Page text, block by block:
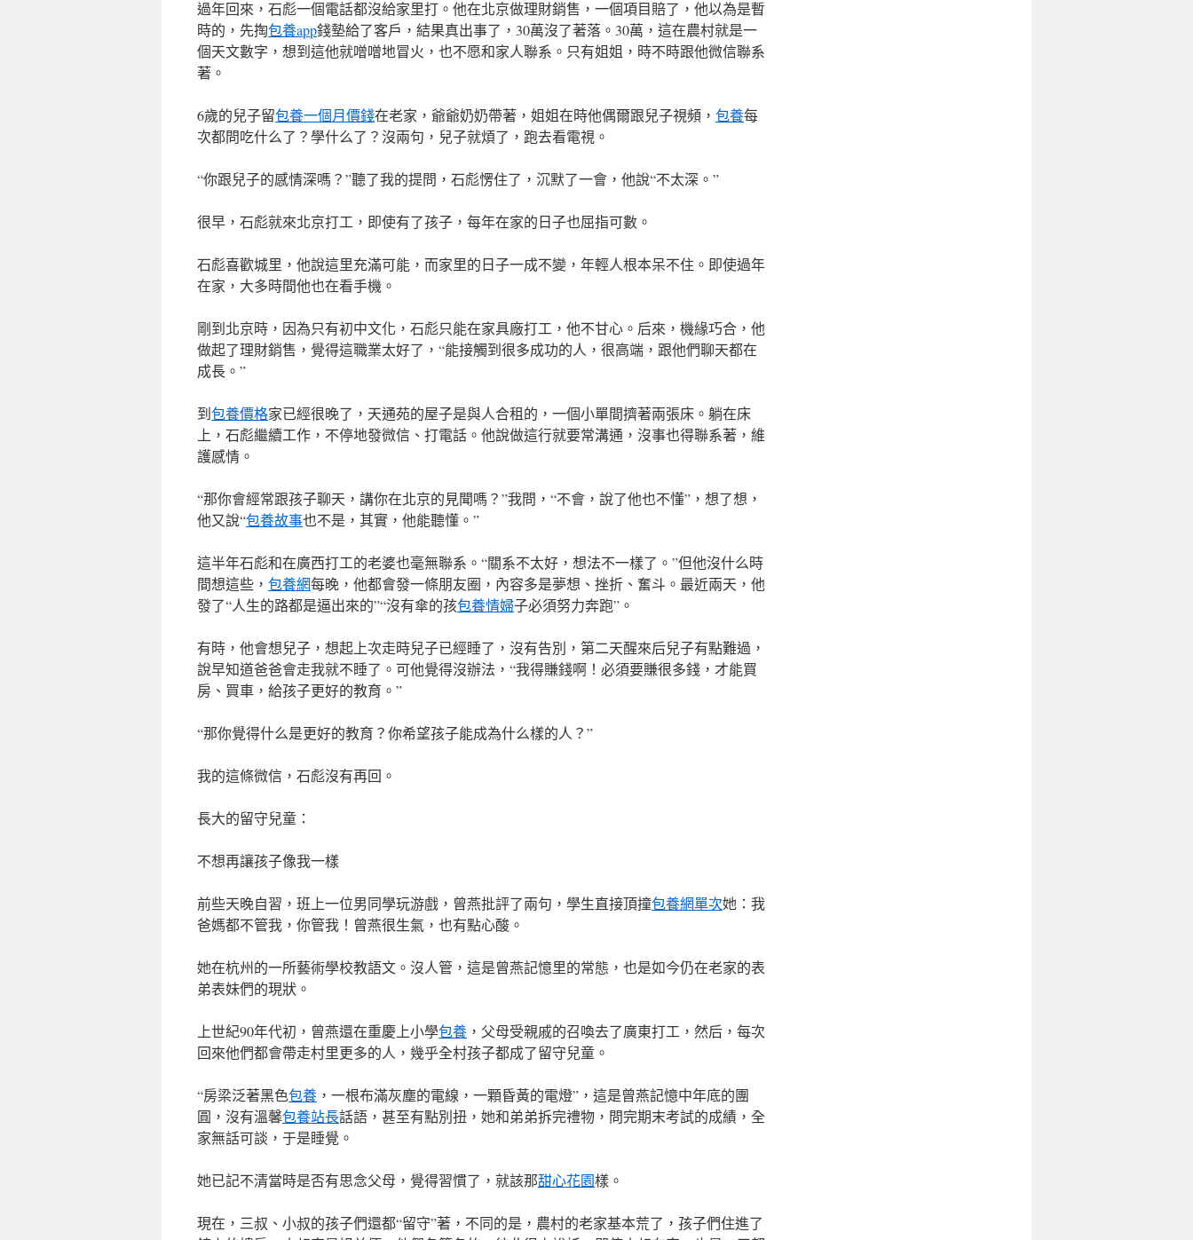
過年回來，石彪一個電話都沒給家里打。他在北京做理財銷售，一個項目賠了，他以為是暫
時的，先掏包養app錢墊給了客戶，結果真出事了，30萬沒了著落。30萬，這在農村就是一
個天文數字，想到這他就噌噌地冒火，也不愿和家人聯系。只有姐姐，時不時跟他微信聯系
著。
6歲的兒子留包養一個月價錢在老家，爺爺奶奶帶著，姐姐在時他偶爾跟兒子視頻， 包養每
次都問吃什么了？學什么了？沒兩句，兒子就煩了，跑去看電視。
“你跟兒子的感情深嗎？”聽了我的提問，石彪愣住了，沉默了一會，他說“不太深。”
很早，石彪就來北京打工，即使有了孩子，每年在家的日子也屈指可數。
石彪喜歡城里，他說這里充滿可能，而家里的日子一成不變，年輕人根本呆不住。即使過年
在家，大多時間他也在看手機。
剛到北京時，因為只有初中文化，石彪只能在家具廠打工，他不甘心。后來，機緣巧合，他
做起了理財銷售，覺得這職業太好了，“能接觸到很多成功的人，很高端，跟他們聊天都在
成長。”
到包養價格家已經很晚了，天通苑的屋子是與人合租的，一個小單間擠著兩張床。躺在床
上，石彪繼續工作，不停地發微信、打電話。他說做這行就要常溝通，沒事也得聯系著，維
護感情。
“那你會經常跟孩子聊天，講你在北京的見聞嗎？”我問，“不會，說了他也不懂”，想了想，
他又說“包養故事也不是，其實，他能聽懂。”
這半年石彪和在廣西打工的老婆也毫無聯系。“關系不太好，想法不一樣了。”但他沒什么時
間想這些， 包養網每晚，他都會發一條朋友圈，內容多是夢想、挫折、奮斗。最近兩天，他
發了“人生的路都是逼出來的”“沒有傘的孩包養情婦子必須努力奔跑”。
有時，他會想兒子，想起上次走時兒子已經睡了，沒有告別，第二天醒來后兒子有點難過，
說早知道爸爸會走我就不睡了。可他覺得沒辦法，“我得賺錢啊！必須要賺很多錢，才能買
房、買車，給孩子更好的教育。”
“那你覺得什么是更好的教育？你希望孩子能成為什么樣的人？”
我的這條微信，石彪沒有再回。
長大的留守兒童：
不想再讓孩子像我一樣
前些天晚自習，班上一位男同學玩游戲，曾燕批評了兩句，學生直接頂撞包養網單次她：我
爸媽都不管我，你管我！曾燕很生氣，也有點心酸。
她在杭州的一所藝術學校教語文。沒人管，這是曾燕記憶里的常態，也是如今仍在老家的表
弟表妹們的現狀。
上世紀90年代初，曾燕還在重慶上小學包養 ，父母受親戚的召喚去了廣東打工，然后，每次
回來他們都會帶走村里更多的人，幾乎全村孩子都成了留守兒童。
“房梁泛著黑色包養 ，一根布滿灰塵的電線，一顆昏黃的電燈”，這是曾燕記憶中年底的團
圓，沒有溫馨包養站長話語，甚至有點別扭，她和弟弟拆完禮物，問完期末考試的成績，全
家無話可談，于是睡覺。
她已記不清當時是否有思念父母，覺得習慣了，就該那甜心花園樣。
現在，三叔、小叔的孩子們還都“留守”著，不同的是，農村的老家基本荒了，孩子們住進了